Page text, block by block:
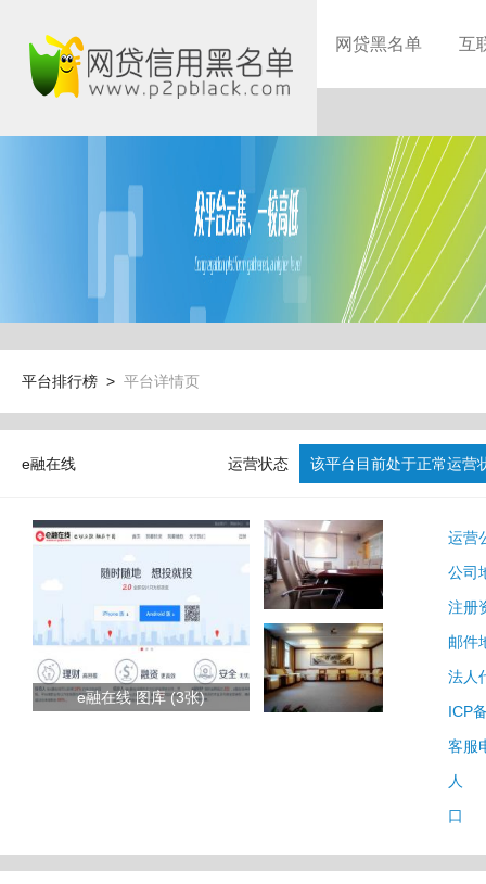
网贷黑名单 互
平台排行榜 > 平台详情页
e融在线 运营状态 该平台目前处于正常运营
e融在线 图库 (3张)
运营
公司
注册
邮件
法人
ICP
客服
人
口